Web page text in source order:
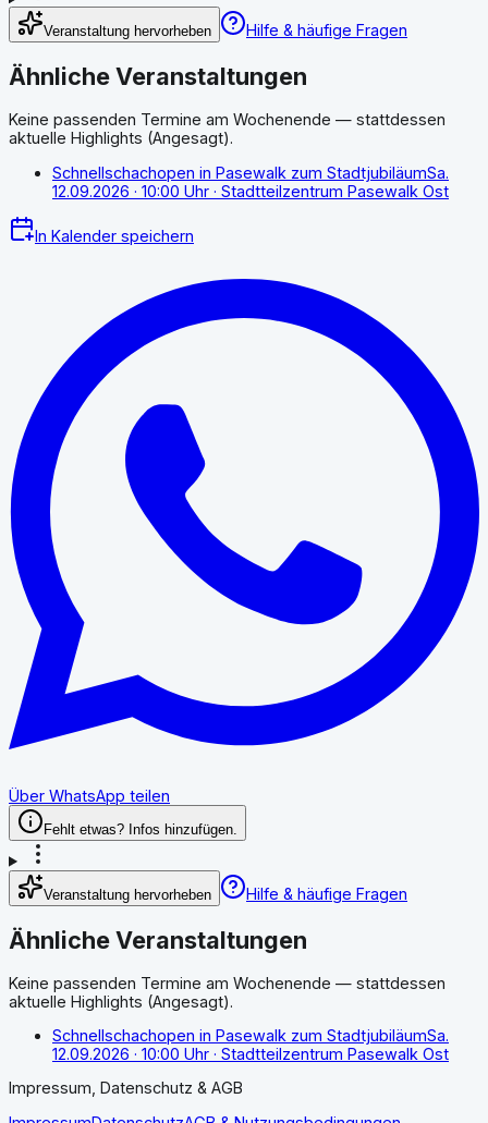
Veranstaltung hervorheben Hilfe & häufige Fragen
Ähnliche Veranstaltungen
Keine passenden Termine am Wochenende — stattdessen
aktuelle Highlights (Angesagt).
Schnellschachopen in Pasewalk zum StadtjubiläumSa.
12.09.2026 · 10:00 Uhr · Stadtteilzentrum Pasewalk Ost
In Kalender speichern
Über WhatsApp teilen
Fehlt etwas? Infos hinzufügen.
Veranstaltung hervorheben Hilfe & häufige Fragen
Ähnliche Veranstaltungen
Keine passenden Termine am Wochenende — stattdessen
aktuelle Highlights (Angesagt).
Schnellschachopen in Pasewalk zum StadtjubiläumSa.
12.09.2026 · 10:00 Uhr · Stadtteilzentrum Pasewalk Ost
Impressum, Datenschutz & AGB